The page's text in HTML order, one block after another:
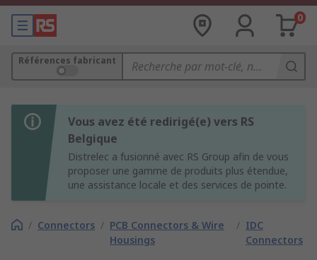
0
Références fabricant
Vous avez été redirigé(e) vers RS
Belgique
Distrelec a fusionné avec RS Group afin de vous
proposer une gamme de produits plus étendue,
une assistance locale et des services de pointe.
/ Connectors / PCB Connectors & Wire
Housings
/ IDC
Connectors